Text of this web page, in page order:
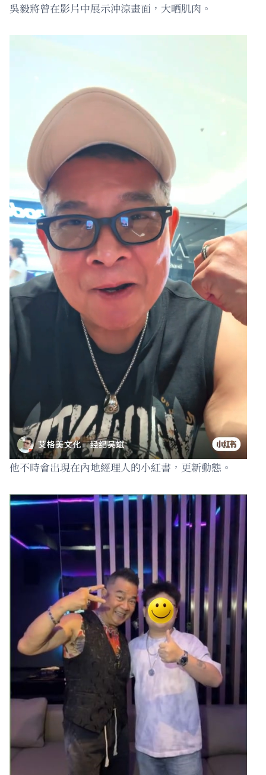
吳毅將曾在影片中展示沖涼畫面，大晒肌肉。
他不時會出現在內地經理人的小紅書，更新動態。